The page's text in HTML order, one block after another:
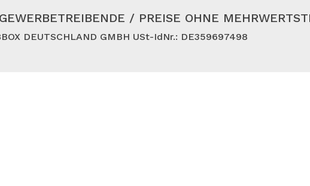
/ PREISE OHNE
DEUTSCHLAND GMBH USt-IdNr.: DE359697498